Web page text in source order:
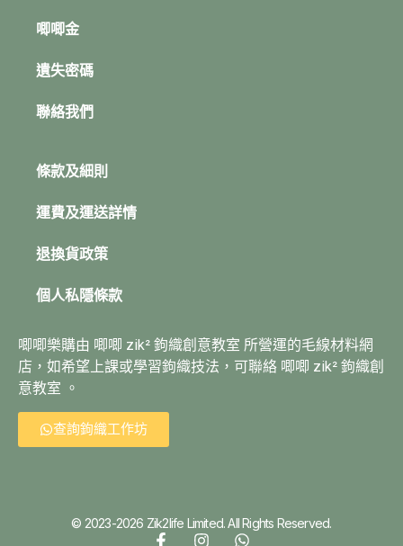
唧唧金
遺失密碼
聯絡我們
條款及細則
運費及運送詳情
退換貨政策
個人私隱條款
唧唧樂購由 唧唧 zik² 鉤織創意教室 所營運的毛線材料網
店，如希望上課或學習鉤織技法，可聯絡 唧唧 zik² 鉤織創
意教室 。
查詢鉤織工作坊
© 2023-2026 Zik2life Limited. All Rights Reserved.